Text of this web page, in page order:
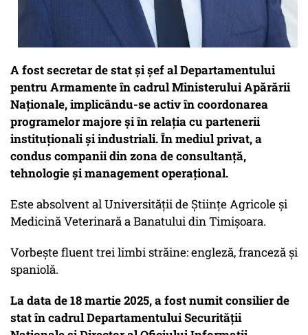
A fost secretar de stat și șef al Departamentului
pentru Armamente în cadrul Ministerului Apărării
Naționale, implicându-se activ în coordonarea
programelor majore și în relația cu partenerii
instituționali și industriali. În mediul privat, a
condus companii din zona de consultanță,
tehnologie și management operațional.
Este absolvent al Universității de Științe Agricole și
Medicină Veterinară a Banatului din Timișoara.
Vorbește fluent trei limbi străine: engleză, franceză și
spaniolă.
La data de 18 martie 2025, a fost numit consilier de
stat în cadrul Departamentului Securității